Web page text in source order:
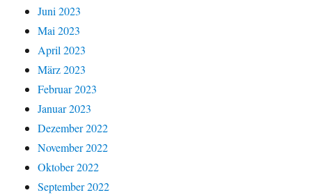
Juni 2023
Mai 2023
April 2023
März 2023
Februar 2023
Januar 2023
Dezember 2022
November 2022
Oktober 2022
September 2022